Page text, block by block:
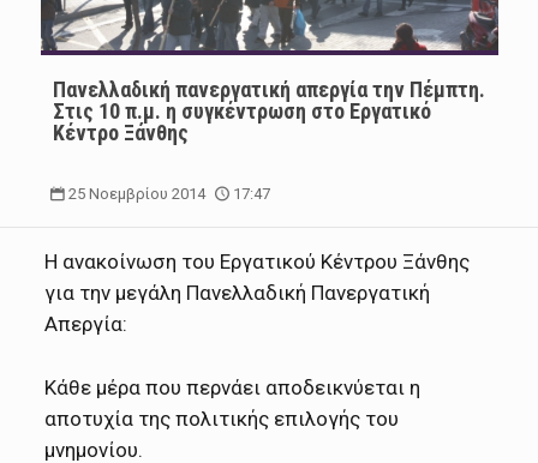
Πανελλαδική πανεργατική απεργία την Πέμπτη.
Στις 10 π.μ. η συγκέντρωση στο Εργατικό
Κέντρο Ξάνθης
25 Νοεμβρίου 2014 17:47
Η ανακοίνωση του Εργατικού Κέντρου Ξάνθης
για την μεγάλη Πανελλαδική Πανεργατική
Απεργία:
Κάθε μέρα που περνάει αποδεικνύεται η
αποτυχία της πολιτικής επιλογής του
μνημονίου.